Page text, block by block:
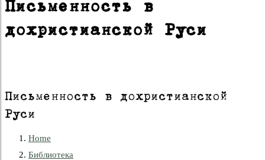
Письменность в
дохристианской Руси
Письменность в дохристианской
Руси
Home
Библиотека